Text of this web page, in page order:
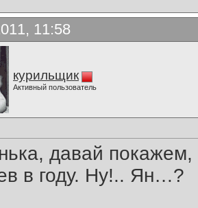
11:58
курильщик
Активный пользователь
давай
в году. Ну!.. Ян…?